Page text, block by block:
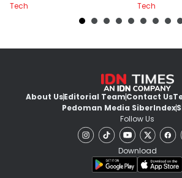
Tech
Tech
About UsEditorial TeamContact Us
Pedoman Media SiberIndex
Follow Us
Download